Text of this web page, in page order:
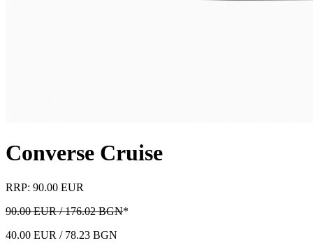
Converse Cruise
RRP: 90.00 EUR
90.00 EUR / 176.02 BGN*
40.00 EUR / 78.23 BGN